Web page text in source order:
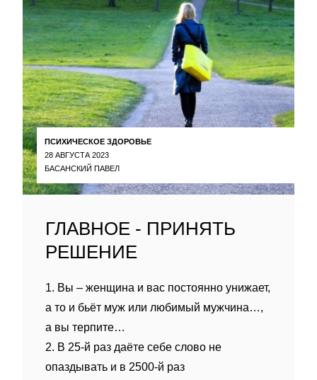
ПСИХИЧЕСКОЕ ЗДОРОВЬЕ
28 АВГУСТА 2023
БАСАНСКИЙ ПАВЕЛ
ГЛАВНОЕ - ПРИНЯТЬ
РЕШЕНИЕ
1. Вы – женщина и вас постоянно унижает,
а то и бьёт муж или любимый мужчина…,
а вы терпите…
2. В 25-й раз даёте себе слово не
опаздывать и в 2500-й раз